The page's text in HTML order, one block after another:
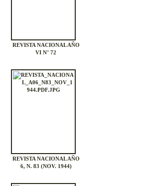
REVISTA NACIONAL AÑO
VI N° 72
REVISTA NACIONAL AÑO
6, N. 83 (NOV. 1944)